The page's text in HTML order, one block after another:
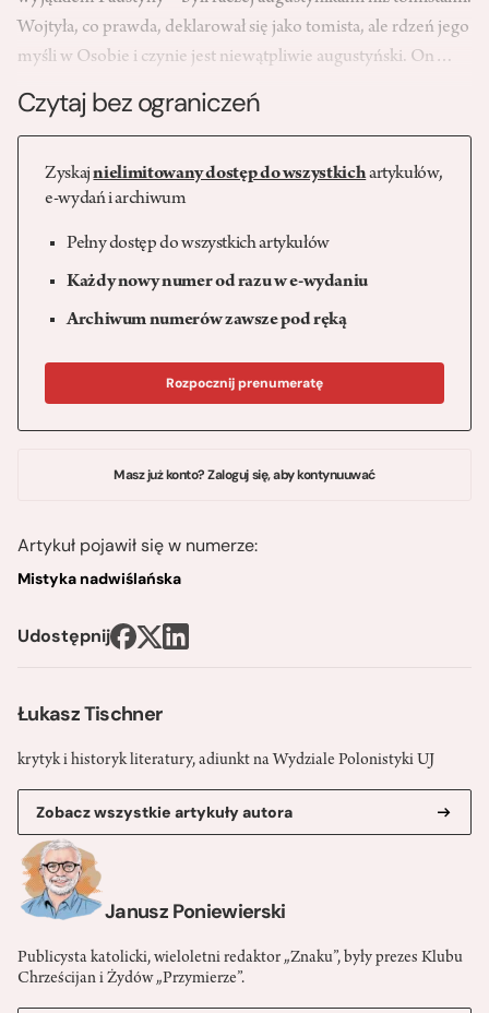
Łukasz Tischner
krytyk i historyk literatury, adiunkt na Wydziale Polonistyki UJ
Zobacz wszystkie artykuły autora
Janusz Poniewierski
Publicysta katolicki, wieloletni redaktor „Znaku”, były prezes Klubu
Chrześcijan i Żydów „Przymierze”.
Wojtyła, co prawda, deklarował się jako tomista, ale rdzeń jego
myśli w Osobie i czynie jest niewątpliwie augustyński. On…
Czytaj bez ograniczeń
Zyskajnielimitowany dostęp do wszystkichartykułów,
e-wydań i archiwum
Pełny dostęp do wszystkich artykułów
Każdy nowy numer od razu w e-wydaniu
Archiwum numerów zawsze pod ręką
Rozpocznij prenumeratę
Masz już konto? Zaloguj się, aby kontynuuwać
Artykuł pojawił się w numerze:
Mistyka nadwiślańska
Udostępnij